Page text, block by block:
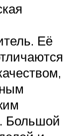
Её
Большой